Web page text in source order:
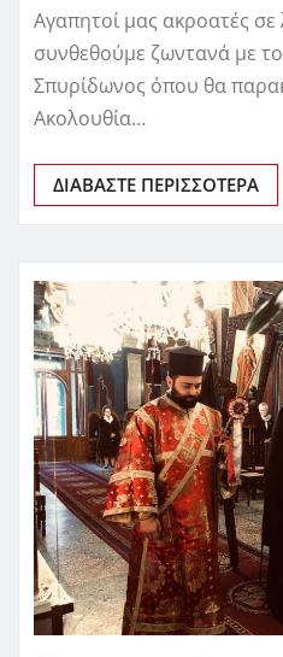
Αγαπητοί μας ακροατές σε
συνθεθούμε ζωντανά με
Σπυρίδωνος όπου θα
Ακολουθία…
ΔΙΑΒΆΣΤΕ ΠΕΡΙΣΣΌΤΕΡΑ